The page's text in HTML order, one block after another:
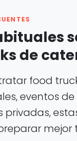
de
food
eventos
privadas,
mejor